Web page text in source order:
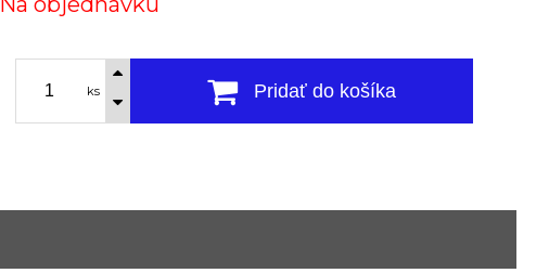
ks Pridať do košíka